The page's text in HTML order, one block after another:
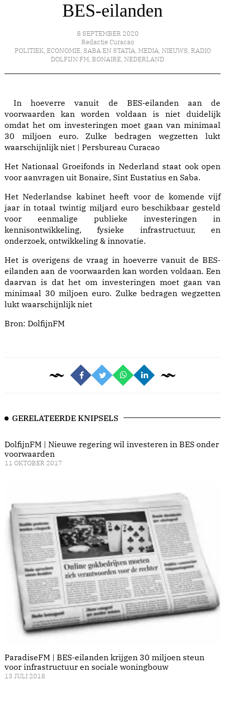
BES-eilanden
8 SEPTEMBER 2020
Redactie Curacao
POLITIEK, ECONOMIE, SABA EN STATIA, MEDIA, NIEUWS, RADIO
DOLFIJN FM, BONAIRE, NEDERLAND
In hoeverre vanuit de BES-eilanden aan de
voorwaarden kan worden voldaan is niet duidelijk
omdat het om investeringen moet gaan van minimaal
30 miljoen euro. Zulke bedragen wegzetten lukt
waarschijnlijk niet | Persbureau Curacao
Het Nationaal Groeifonds in Nederland staat ook open
voor aanvragen uit Bonaire, Sint Eustatius en Saba.
Het Nederlandse kabinet heeft voor de komende vijf
jaar in totaal twintig miljard euro beschikbaar gesteld
voor eenmalige publieke investeringen in
kennisontwikkeling, fysieke infrastructuur, en
onderzoek, ontwikkeling & innovatie.
Het is overigens de vraag in hoeverre vanuit de BES-
eilanden aan de voorwaarden kan worden voldaan. Een
daarvan is dat het om investeringen moet gaan van
minimaal 30 miljoen euro. Zulke bedragen wegzetten
lukt waarschijnlijk niet
Bron: DolfijnFM
GERELATEERDE KNIPSELS
DolfijnFM | Nieuwe regering wil investeren in BES onder
voorwaarden
11 OKTOBER 2017
ParadiseFM | BES-eilanden krijgen 30 miljoen steun
voor infrastructuur en sociale woningbouw
13 JULI 2018